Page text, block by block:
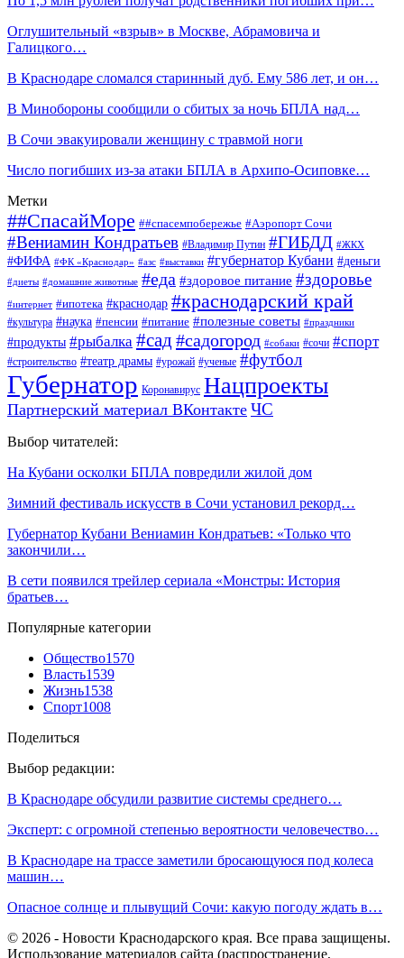
Оглушительный «взрыв» в Москве, Абрамовича и
Галицкого…
В Краснодаре сломался старинный дуб. Ему 586 лет, и он…
В Минобороны сообщили о сбитых за ночь БПЛА над…
В Сочи эвакуировали женщину с травмой ноги
Число погибших из-за атаки БПЛА в Архипо-Осиповке…
Метки
##СпасайМоре ##спасемпобережье #Аэропорт Сочи
#Вениамин Кондратьев #Владимир Путин #ГИБДД #ЖКХ
#ФИФА #ФК «Краснодар» #азс #выставки #губернатор Кубани #деньги
#диеты #домашние животные #еда #здоровое питание #здоровье
#интернет #ипотека #краснодар #краснодарский край
#культура #наука #пенсии #питание #полезные советы #праздники
#продукты #рыбалка #сад #садогород #собаки #сочи #спорт
#строительство #театр драмы #урожай #ученые #футбол
Губернатор Коронавирус Нацпроекты
Партнерский материал ВКонтакте ЧС
Выбор читателей:
На Кубани осколки БПЛА повредили жилой дом
Зимний фестиваль искусств в Сочи установил рекорд…
Губернатор Кубани Вениамин Кондратьев: «Только что
закончили…
В сети появился трейлер сериала «Монстры: История
братьев…
Популярные категории
Общество1570
Власть1539
Жизнь1538
Спорт1008
Поделиться
Выбор редакции:
В Краснодаре обсудили развитие системы среднего…
Эксперт: с огромной степенью вероятности человечество…
В Краснодаре на трассе заметили бросающуюся под колеса
машин…
Опасное солнце и плывущий Сочи: какую погоду ждать в…
© 2026 - Новости Краснодарского края. Все права защищены.
Использование материалов сайта (распространение,